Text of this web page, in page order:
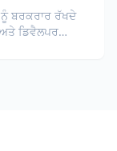
ਬਰਕਰਾਰ ਰੱਖਦੇ
ਡਿਵੈਲਪਰ